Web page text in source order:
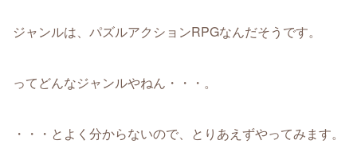
ジャンルは、パズルアクションRPGなんだそうです。
ってどんなジャンルやねん・・・。
・・・とよく分からないので、とりあえずやってみます。